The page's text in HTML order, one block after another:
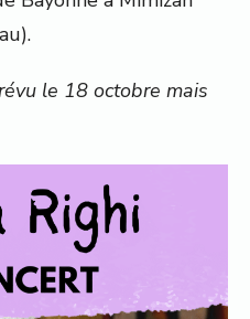
le 18 octobre mais